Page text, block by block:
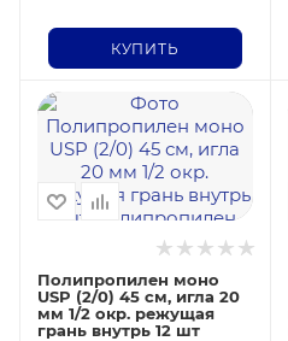
КУПИТЬ
Полипропилен моно
USP (2/0) 45 см, игла 20
мм 1/2 окр. режущая
грань внутрь 12 шт